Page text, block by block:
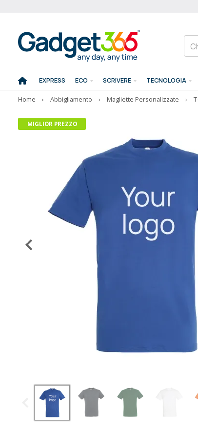
EXPRESS ECO SCRIVERE TECNOLOGIA
Home › Abbigliamento › Magliette Personalizzate ›
MIGLIOR PREZZO